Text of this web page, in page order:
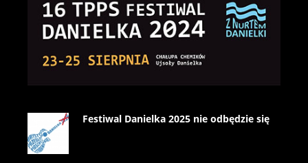
Festiwal Danielka 2025 nie odbędzie się